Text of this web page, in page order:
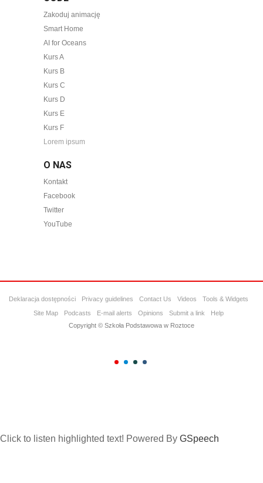
Zakoduj animację
Smart Home
AI for Oceans
Kurs A
Kurs B
Kurs C
Kurs D
Kurs E
Kurs F
Lorem ipsum
O NAS
Kontakt
Facebook
Twitter
YouTube
Deklaracja dostępności Privacy guidelines Contact Us Videos
Tools & Widgets
Site Map
Podcasts E-mail alerts Opinions Submit a link
Help
Copyright © Szkoła Podstawowa w Roztoce
Click to listen highlighted text! Powered By GSpeech